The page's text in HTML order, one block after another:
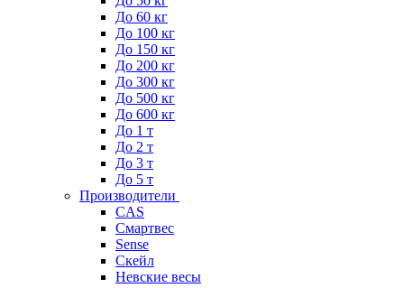
До 60 кг
До 100 кг
До 150 кг
До 200 кг
До 300 кг
До 500 кг
До 600 кг
До 1 т
До 2 т
До 3 т
До 5 т
Производители
CAS
Смартвес
Sense
Скейл
Невские весы